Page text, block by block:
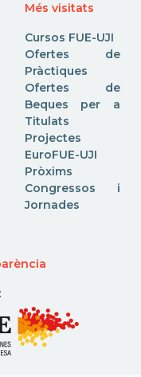
Més visitats
Cursos FUE-UJI
Ofertes de
Pràctiques
Ofertes de
Beques per a
Titulats
Projectes
EuroFUE-UJI
Pròxims
Congressos i
Jornades